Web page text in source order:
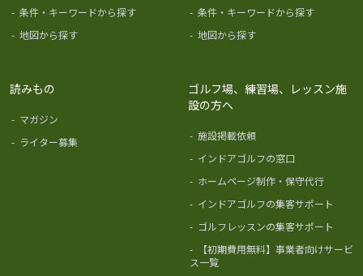
- 条件・キーワードから探す
- 地図から探す
- 条件・キーワードから探す
- 地図から探す
読みもの
- マガジン
- ライター募集
ゴルフ場、練習場、レッスン施
設の方へ
- 施設掲載依頼
- インドアゴルフの窓口
- ホームページ制作・保守代行
- インドアゴルフの集客サポート
- ゴルフレッスンの集客サポート
-
【初期費用無料】事業者向けサービ
ス一覧